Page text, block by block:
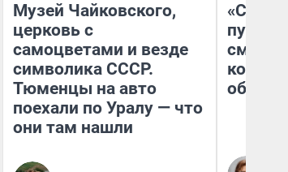
Музей Чайковского,
церковь с
самоцветами и везде
символика СССР.
Тюменцы на авто
поехали по Уралу — что
они там нашли